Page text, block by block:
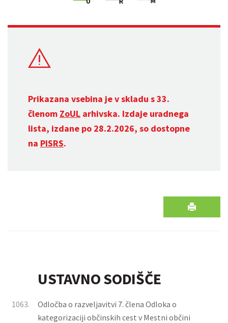
Prikazana vsebina je v skladu s 33.
členom ZoUL arhivska. Izdaje uradnega
lista, izdane po 28.2.2026, so dostopne
na PISRS.
USTAVNO SODIŠČE
1063.
Odločba o razveljavitvi 7. člena Odloka o
kategorizaciji občinskih cest v Mestni občini